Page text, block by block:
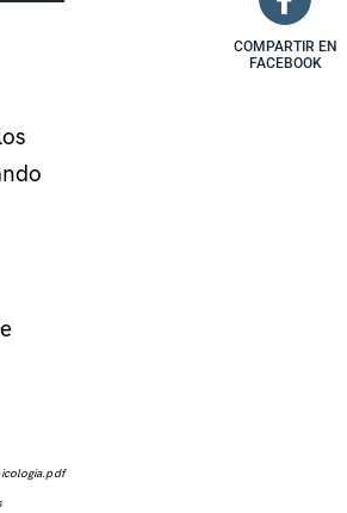
COMPARTIR EN
FACEBOOK